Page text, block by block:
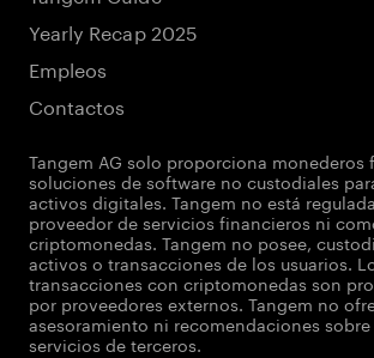
Yearly Recap 2025
Empleos
Contactos
Tangem AG solo proporciona monederos
soluciones de software no custodiales
activos digitales. Tangem no está
proveedor de servicios financieros ni
criptomonedas. Tangem no posee,
activos o transacciones de los usuarios.
transacciones con criptomonedas son
por proveedores externos. Tangem no
asesoramiento ni recomendaciones
servicios de terceros.